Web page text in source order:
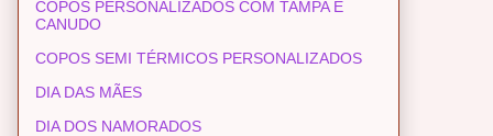
COPOS PERSONALIZADOS COM TAMPA E
CANUDO
COPOS SEMI TÉRMICOS PERSONALIZADOS
DIA DAS MÃES
DIA DOS NAMORADOS